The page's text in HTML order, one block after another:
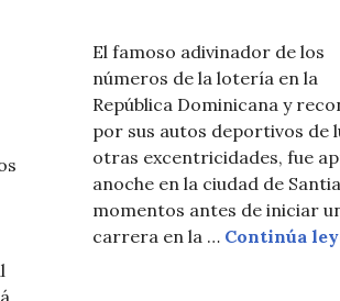
El famoso adivinador de los
números de la lotería en la
República Dominicana y
por sus autos deportivos de
otras excentricidades, fue
anoche en la ciudad de
momentos antes de iniciar
carrera en la … Continúa